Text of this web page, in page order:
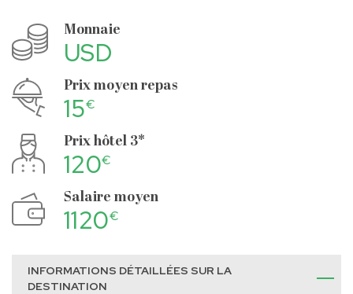
Monnaie
USD
Prix moyen repas
15€
Prix hôtel 3*
120€
Salaire moyen
1120€
INFORMATIONS DÉTAILLÉES SUR LA
DESTINATION